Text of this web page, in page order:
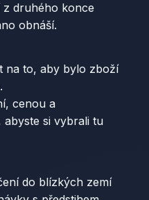
z druhého konce
obnáší.
na to, aby bylo zboží
cenou a
abyste si vybrali tu
do blízkých zemí